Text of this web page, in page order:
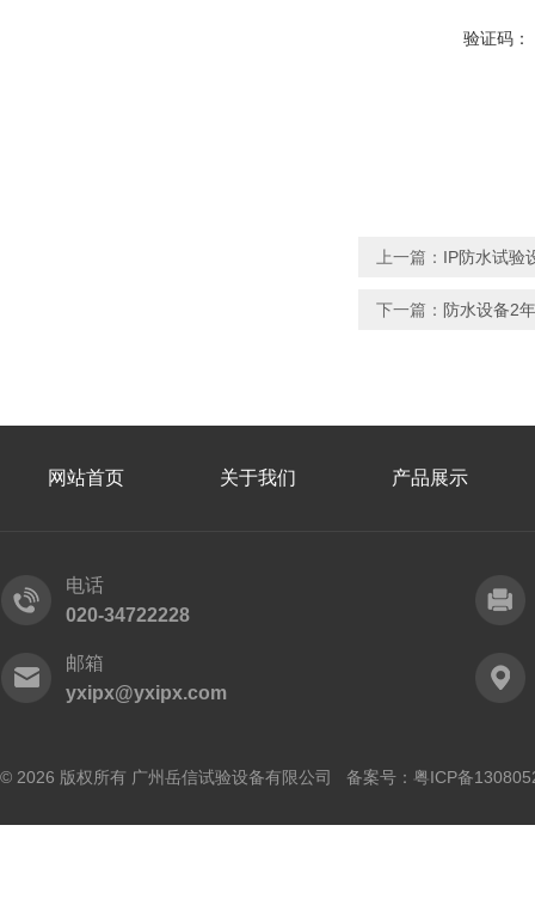
验证码：
上一篇： IP防水试验
下一篇： 防水设备2
网站首页 关于我们 产品展示
电话
020-34722228
邮箱
yxipx@yxipx.com
© 2026 版权所有 广州岳信试验设备有限公司 备案号： 粤ICP备